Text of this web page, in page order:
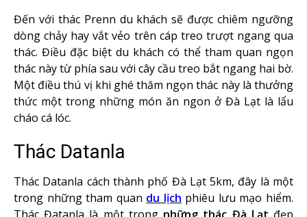
Đến với thác Prenn du khách sẽ được chiêm ngưỡng
dòng chảy hay vắt vẻo trên cáp treo trượt ngang qua
thác. Điều đặc biệt du khách có thể tham quan ngọn
thác này từ phía sau với cây cầu treo bắt ngang hai bờ.
Một điều thú vị khi ghé thăm ngọn thác này là thưởng
thức một trong những món ăn ngon ở Đà Lạt là lẩu
cháo cá lóc.
Thác Datanla
Thác Datanla cách thành phố Đà Lạt 5km, đây là một
trong những tham quan du lịch phiêu lưu mạo hiểm.